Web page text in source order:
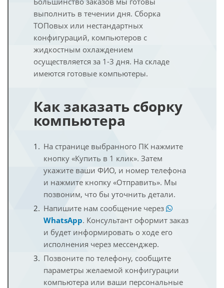
выполнить в течении дня. Сборка
ТОПовых или нестандартных
конфигураций, компьютеров с
жидкостным охлаждением
осуществляется за 1-3 дня. На складе
имеются готовые компьютеры.
Как заказать сборку
компьютера
На странице выбранного ПК нажмите
кнопку «Купить в 1 клик». Затем
укажите ваши ФИО, и номер телефона
и нажмите кнопку «Отправить». Мы
позвоним, что бы уточнить детали.
Напишите нам сообщение через
WhatsApp. Консультант оформит заказ
и будет информировать о ходе его
исполнения через мессенджер.
Позвоните по телефону, сообщите
параметры желаемой конфигурации
компьютера или ваши персональные